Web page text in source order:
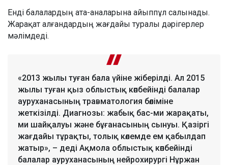
Енді балалардың ата-аналарына айыппұл салынады.
Жарақат алғандардың жағдайы туралы дәрігерлер
мәлімдеді.
«2013 жылы туған бала үйіне жіберілді. Ал 2015
жылы туған қыз облыстық көпбейінді балалар
ауруханасының травматология бөліміне
жеткізілді. Диагнозы: жабық бас-ми жарақаты,
ми шайқалуы және бұғанасының сынуы. Қазіргі
жағдайы тұрақты, толық көлемде ем қабылдап
жатыр», – деді Ақмола облыстық көпбейінді
балалар ауруханасының нейрохирургі Нұржан